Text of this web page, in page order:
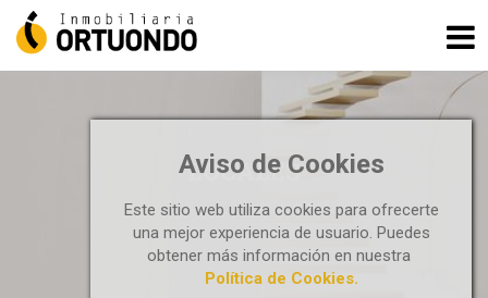
Aviso de Cookies
Este sitio web utiliza cookies para ofrecerte
una mejor experiencia de usuario. Puedes
obtener más información en nuestra
Política de Cookies.
LOCALES